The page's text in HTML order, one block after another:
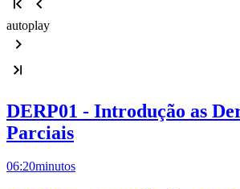
autoplay
DERP01 - Introdução as
Parciais
06:20minutos